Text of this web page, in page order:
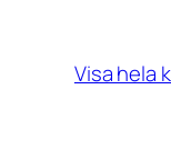
Visa hela